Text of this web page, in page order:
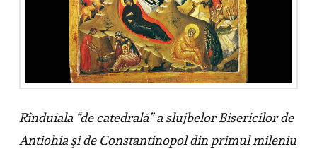
Rînduiala “de catedrală” a slujbelor Bisericilor de
Antiohia şi de Constantinopol din primul mileniu